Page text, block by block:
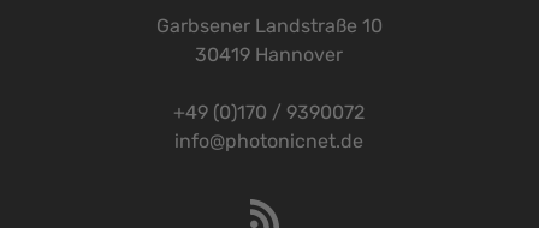
Garbsener Landstraße 10
30419 Hannover
+49 (0)170 / 9390072
info@photonicnet.de